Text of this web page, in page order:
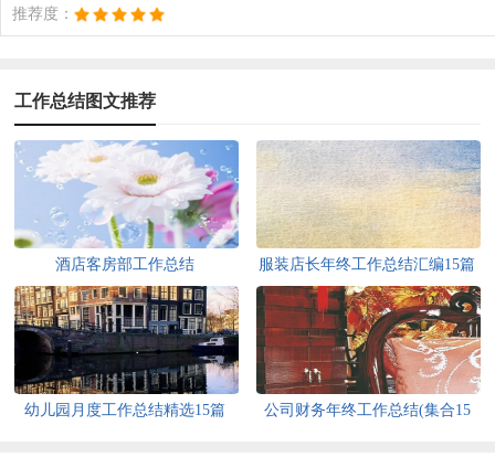
推荐度：
工作总结图文推荐
酒店客房部工作总结 服装店长年终工作总结汇编15篇
幼儿园月度工作总结精选15篇
公司财务年终工作总结(集合15